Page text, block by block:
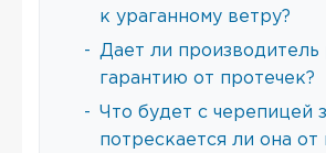
к ураганному ветру?
- Дает ли производитель
гарантию от протечек?
- Что будет с черепицей
потрескается ли она от